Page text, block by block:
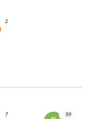
2
7 99